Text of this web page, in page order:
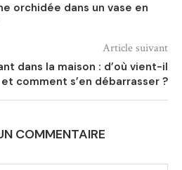
orchidée dans un vase en
Article suivant
dans la maison : d’où vient-il
et comment s’en débarrasser ?
COMMENTAIRE